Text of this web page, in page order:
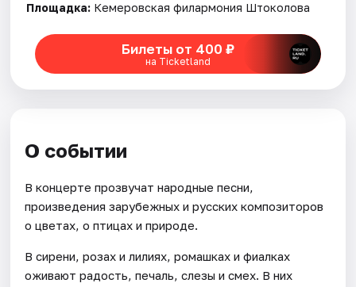
Площадка: Кемеровская филармония Штоколова
Билеты от 400 ₽
на Ticketland
О событии
В концерте прозвучат народные песни,
произведения зарубежных и русских композиторов
о цветах, о птицах и природе.
В сирени, розах и лилиях, ромашках и фиалках
оживают радость, печаль, слезы и смех. В них